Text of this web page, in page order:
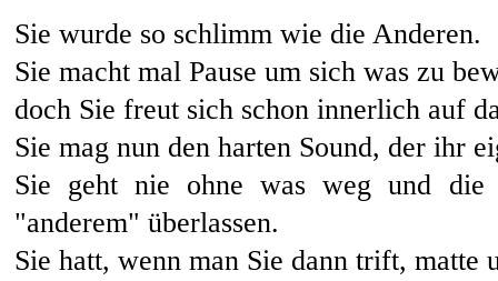
Sie wurde so schlimm wie die Anderen.
Sie macht mal Pause um sich was zu
doch Sie freut sich schon innerlich auf
Sie mag nun den harten Sound, der ihr
Sie geht nie ohne was weg und
"anderem" überlassen.
Sie hatt, wenn man Sie dann trift, matte